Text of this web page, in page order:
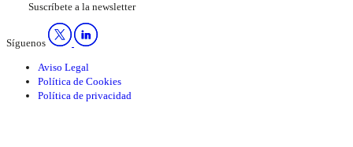
Suscríbete a la newsletter
Síguenos
Aviso Legal
Política de Cookies
Política de privacidad